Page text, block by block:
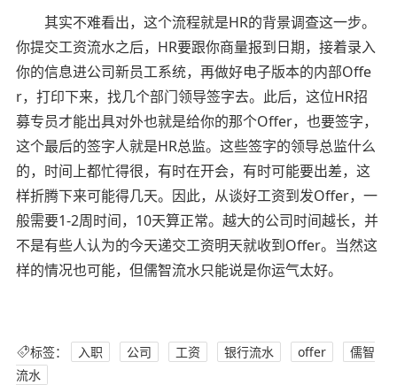
其实不难看出，这个流程就是HR的背景调查这一步。
你提交工资流水之后，HR要跟你商量报到日期，接着录入
你的信息进公司新员工系统，再做好电子版本的内部Offe
r，打印下来，找几个部门领导签字去。此后，这位HR招
募专员才能出具对外也就是给你的那个Offer，也要签字，
这个最后的签字人就是HR总监。这些签字的领导总监什么
的，时间上都忙得很，有时在开会，有时可能要出差，这
样折腾下来可能得几天。因此，从谈好工资到发Offer，一
般需要1-2周时间，10天算正常。越大的公司时间越长，并
不是有些人认为的今天递交工资明天就收到Offer。当然这
样的情况也可能，但儒智流水只能说是你运气太好。
标签： 入职 公司 工资 银行流水 offer
儒智
流水